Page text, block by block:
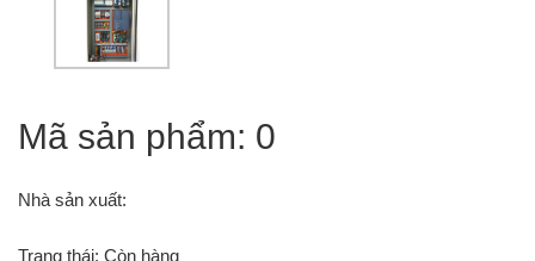
Mã sản phẩm: 0
Nhà sản xuất:
Trạng thái: Còn hàng